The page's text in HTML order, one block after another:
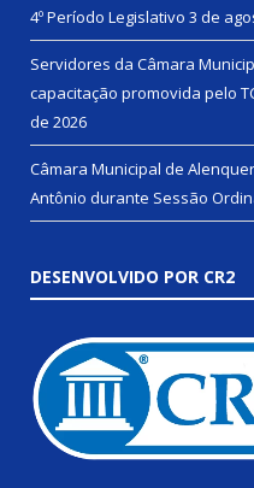
4º Período Legislativo 3 de
Servidores da Câmara
capacitação promovida pelo
de 2026
Câmara Municipal de
Antônio durante Sessão
DESENVOLVIDO POR CR2